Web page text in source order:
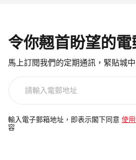
令你翹首盼望的電
馬上訂閱我們的定期通訊，緊貼城
電
郵
輸入電子郵箱地址，即表示閣下同意 使
容